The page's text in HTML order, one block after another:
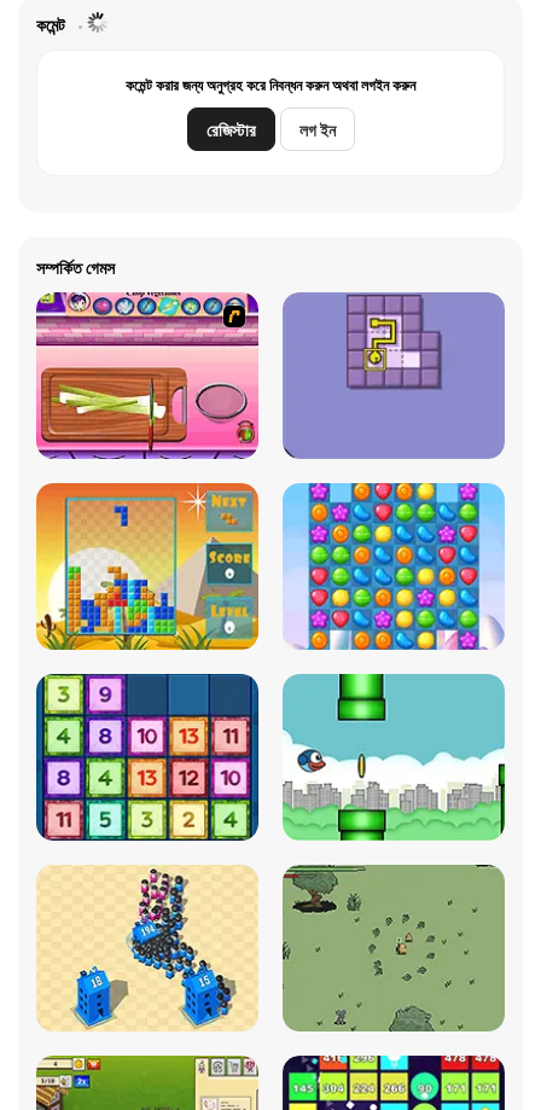
কমেন্ট
কমেন্ট করার জন্য অনুগ্রহ করে নিবন্ধন করুন অথবা লগইন করুন
রেজিস্টার লগ ইন
সম্পর্কিত গেমস